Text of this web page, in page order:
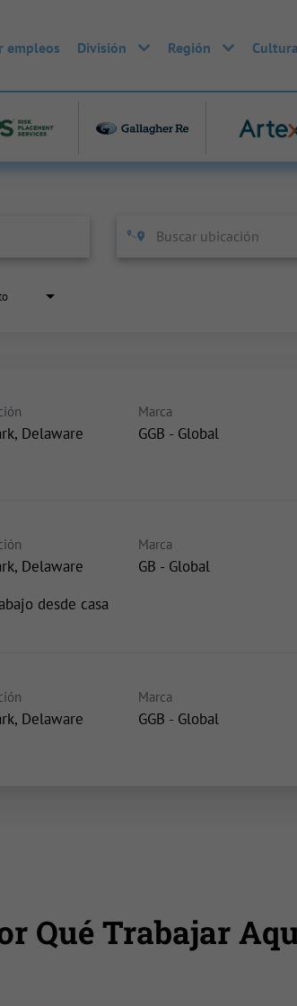
empleos División Región Cultura
Delaware
Marca
GGB - Global
Delaware
desde casa
Marca
GB - Global
Delaware
Marca
GGB - Global
Qué Trabajar